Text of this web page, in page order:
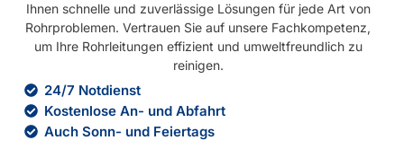
Ihnen schnelle und zuverlässige Lösungen für jede Art von
Rohrproblemen. Vertrauen Sie auf unsere Fachkompetenz,
um Ihre Rohrleitungen effizient und umweltfreundlich zu
reinigen.
24/7 Notdienst
Kostenlose An- und Abfahrt
Auch Sonn- und Feiertags